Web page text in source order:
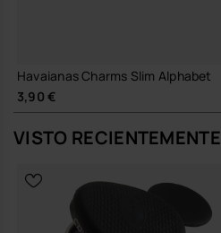
Havaianas Charms Slim Alphabet
3,90 €
VISTO RECIENTEMENTE